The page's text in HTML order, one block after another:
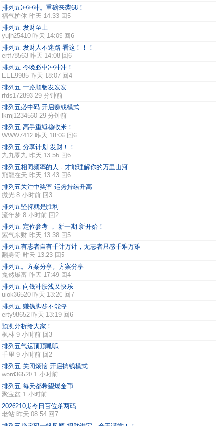
排列五冲冲冲。重磅来袭68！
福气护体 昨天 14:33 回5
排列五 发财至上
yujh25410 昨天 14:09 回6
排列五 发财人不迷路 看这！！！
ertf78563 昨天 14:08 回6
排列五 今晚必中冲冲冲！
EEE9985 昨天 18:07 回4
排列五 一路顺畅发发发
rfds172893 29 分钟前
排列五必中码 开启赚钱模式
lkmj1234560 29 分钟前
排列五 高手重锤稳收米！
WWW7412 昨天 18:06 回6
排列五 分享计划 发财！！
九九零九 昨天 13:56 回6
排列五相同频率的人，才能理解你的万里山河
飛龍在天 昨天 13:43 回6
排列五关注中奖率 运势持续升高
微光 8 小时前 回3
排列五坚持就是胜利
流年梦 8 小时前 回2
排列五 定位参考 ， 新一期 新开始！
紫气东财 昨天 13:38 回5
排列五有志者自有千计万计，无志者只感千难万难
翻身哥 昨天 13:23 回5
排列五。方案分享。方案分享
兔然爆富 昨天 17:49 回4
排列五 向钱冲肤浅又快乐
uiok36520 昨天 13:20 回7
排列五 赚钱脚步不能停
erty98652 昨天 13:19 回6
预测分析给大家！
枫林 9 小时前 回3
排列五气运顶顶呱呱
千里 9 小时前 回2
排列五 关闭烦恼 开启搞钱模式
werd36520 1 小时前
排列五 每天都希望爆金币
聚宝盆 1 小时前
2026210期今日百位杀两码
老站 昨天 08:54 回7